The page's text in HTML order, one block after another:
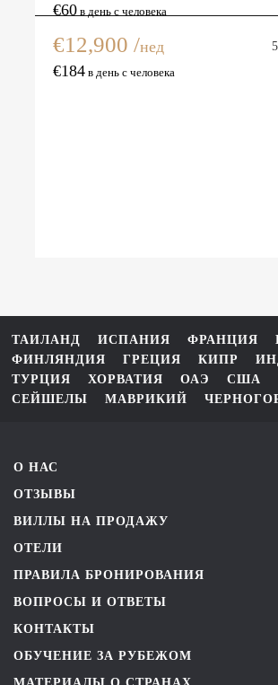
€60 в день с человека
€12,900 /нед 5
€184 в день с человека
ТАИЛАНД ИСПАНИЯ ФРАНЦИЯ
ФИНЛЯНДИЯ
ГРЕЦИЯ КИПР
ТУРЦИЯ
ХОРВАТИЯ ОАЭ США
СЕЙШЕЛЫ
МАВРИКИЙ
О НАС
ОТЗЫВЫ
ВИЛЛЫ НА ПРОДАЖУ
ОТЕЛИ
ПРАВИЛА БРОНИРОВАНИЯ
ВОПРОСЫ И ОТВЕТЫ
КОНТАКТЫ
ОБУЧЕНИЕ ЗА РУБЕЖОМ